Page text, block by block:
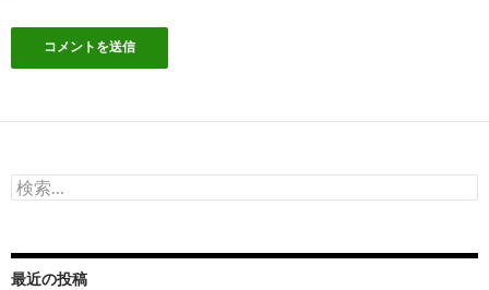
検
索:
最近の投稿